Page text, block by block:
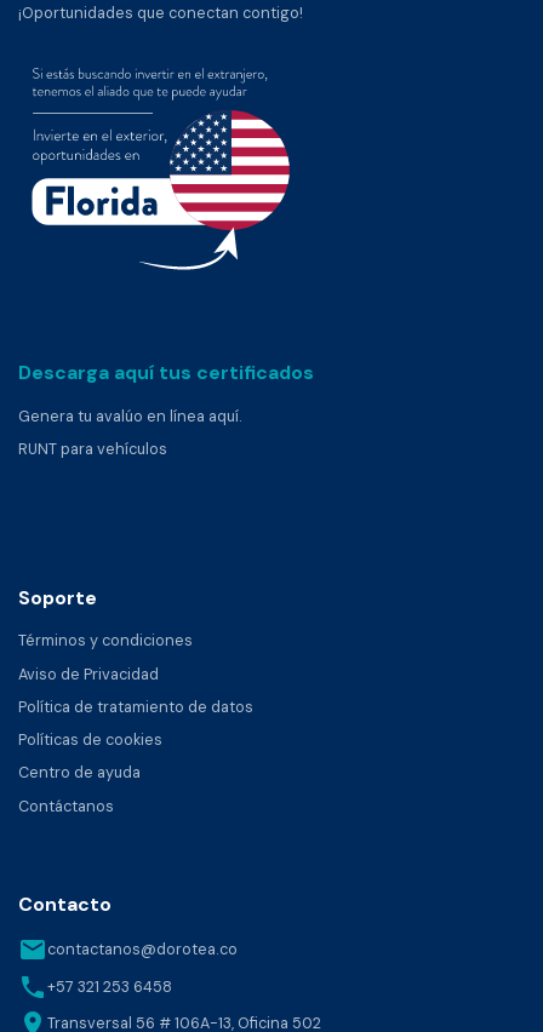
¡Oportunidades que conectan contigo!
Descarga aquí tus certificados
Genera tu avalúo en línea aquí.
RUNT para vehículos
Soporte
Términos y condiciones
Aviso de Privacidad
Política de tratamiento de datos
Políticas de cookies
Centro de ayuda
Contáctanos
Contacto
emailcontactanos@dorotea.co
phone+57 321 253 6458
location_onTransversal 56 # 106A-13, Oficina 502